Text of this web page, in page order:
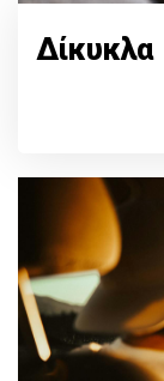
Δίκυκλα